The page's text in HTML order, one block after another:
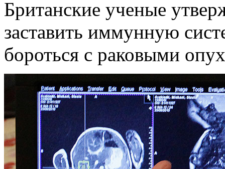
Британские ученые
заставить иммунную
бороться с раковыми